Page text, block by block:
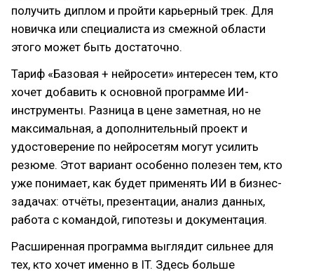
получить диплом и пройти карьерный трек. Для
новичка или специалиста из смежной области
этого может быть достаточно.
Тариф «Базовая + нейросети» интересен тем, кто
хочет добавить к основной программе ИИ-
инструменты. Разница в цене заметная, но не
максимальная, а дополнительный проект и
удостоверение по нейросетям могут усилить
резюме. Этот вариант особенно полезен тем, кто
уже понимает, как будет применять ИИ в бизнес-
задачах: отчёты, презентации, анализ данных,
работа с командой, гипотезы и документация.
Расширенная программа выглядит сильнее для
тех, кто хочет именно в IT. Здесь больше